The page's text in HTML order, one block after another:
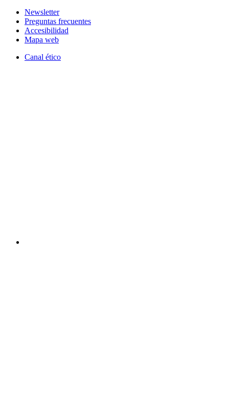
Newsletter
Preguntas frecuentes
Accesibilidad
Mapa web
Canal ético